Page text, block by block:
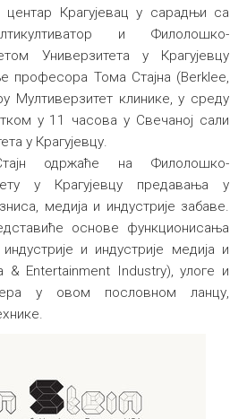
центар Крагујевац у сарадњи са
и Филолошко-
Универзитета у Крагујевцу
професора Тома Стајна (Berklee,
Мултиверзитет клинике, у среду
у 11 часова у Свечаној сали
у Крагујевцу.
одржаће на Филолошко-
у Крагујевцу предавања у
медија и индустрије забаве.
основе функционисања
и индустрије медија и
& Entertainment Industry), улоге и
у овом пословном ланцу,